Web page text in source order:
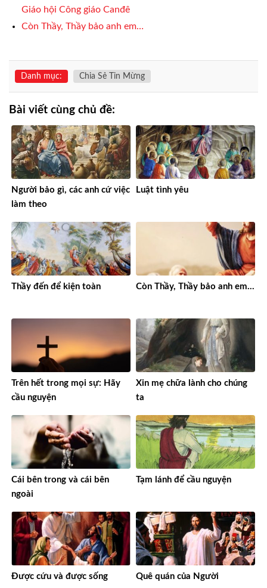
Giáo hội Công giáo Canđê
Còn Thầy, Thầy bảo anh em…
Danh mục: Chia Sẻ Tin Mừng
Bài viết cùng chủ đề:
Người bảo gì, các anh cứ việc
làm theo
Luật tình yêu
Thầy đến để kiện toàn Còn Thầy, Thầy bảo anh em…
Trên hết trong mọi sự: Hãy
cầu nguyện
Xin mẹ chữa lành cho chúng
ta
Cái bên trong và cái bên
ngoài
Tạm lánh để cầu nguyện
Được cứu và được sống Quê quán của Người